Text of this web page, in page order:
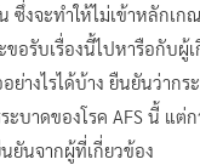
ซึ่งจะทำให้ไม่เข้าหลักเก
ขอรับเรื่องนี้ไปหารือกับผู้เ
ย่างไรได้บ้าง ยืนยันว่ากร
ระบาดของโรค AFS นี้ แ
ยันจากผู้ที่เกี่ยวข้อง